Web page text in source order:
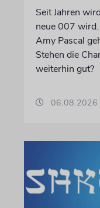
Seit Jahren
neue 007
Amy Pascal
Stehen die
weiterhin gut?
06.08.2026